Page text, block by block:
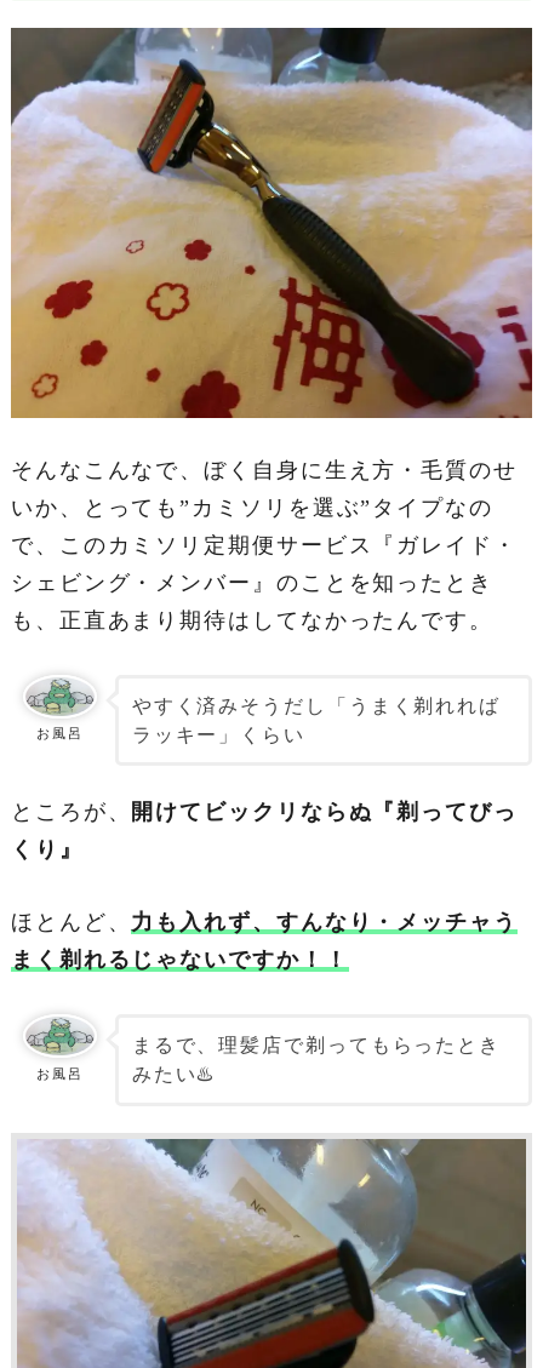
そんなこんなで、ぼく自身に生え方・毛質のせ
いか、とっても”カミソリを選ぶ”タイプなの
で、このカミソリ定期便サービス『ガレイド・
シェビング・メンバー』のことを知ったとき
も、正直あまり期待はしてなかったんです。
お風呂
やすく済みそうだし「うまく剃れれば
ラッキー」くらい
ところが、
開けてビックリならぬ『剃ってびっ
くり』
ほとんど、 力も入れず、すんなり・メッチャう
まく剃れるじゃないですか！！
お風呂
まるで、理髪店で剃ってもらったとき
みたい♨️